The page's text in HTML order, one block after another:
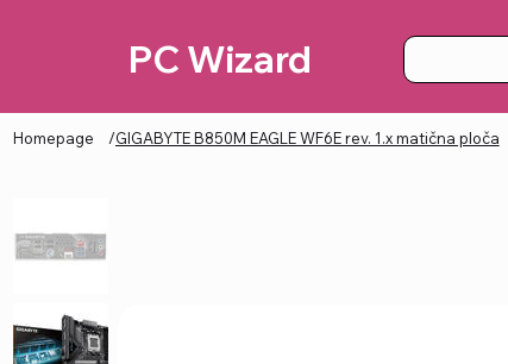
PC Wizard
Homepage /GIGABYTE B850M EAGLE WF6E rev. 1.x matična ploča